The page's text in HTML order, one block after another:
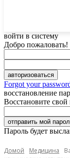
войти в систему
Добро
Forgot your
восстановление
Восстановите свой
Пароль будет
Домой Медицина